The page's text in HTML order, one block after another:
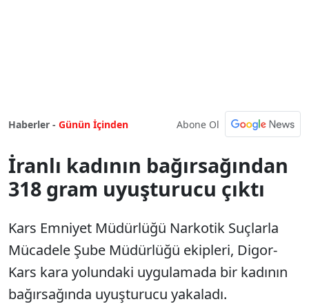
Haberler - Günün İçinden Abone Ol
İranlı kadının bağırsağından
318 gram uyuşturucu çıktı
Kars Emniyet Müdürlüğü Narkotik Suçlarla
Mücadele Şube Müdürlüğü ekipleri, Digor-
Kars kara yolundaki uygulamada bir kadının
bağırsağında uyuşturucu yakaladı.